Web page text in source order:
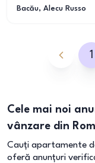
Bacău, Alecu Russo
1
Cele mai noi
vânzare din
Cauți apartamente
oferă anunțuri